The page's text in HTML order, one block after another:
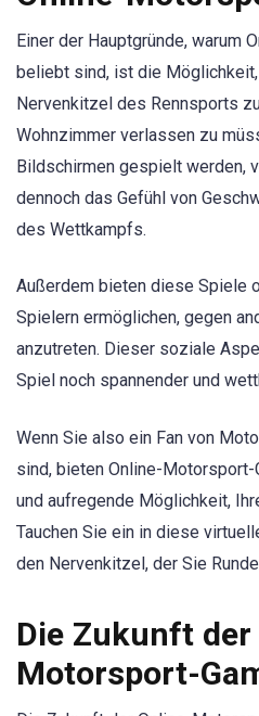
Einer der Hauptgründe, warum
beliebt sind, ist die
Nervenkitzel des Rennsports
Wohnzimmer verlassen zu
Bildschirmen gespielt werden,
dennoch das Gefühl von
des Wettkampfs.
Außerdem bieten diese Spiele
Spielern ermöglichen, gegen
anzutreten. Dieser soziale
Spiel noch spannender und
Wenn Sie also ein Fan von
sind, bieten Online-
und aufregende Möglichkeit,
Tauchen Sie ein in diese
den Nervenkitzel, der Sie
Die Zukunft der
Motorsport-